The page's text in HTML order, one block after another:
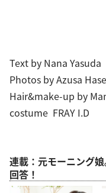
Text by Nana Yasuda
Photos by Azusa
Hair&make-up by
costume FRAY I.D
連載：元モーニング
回答！